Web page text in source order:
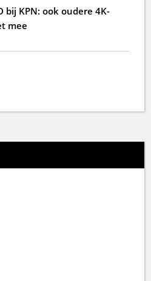
bij KPN: ook oudere 4K-
mee